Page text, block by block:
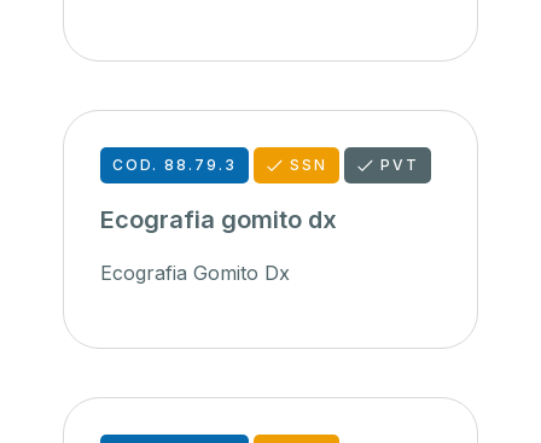
COD. 88.79.3 SSN PVT
Ecografia gomito dx
Ecografia Gomito Dx